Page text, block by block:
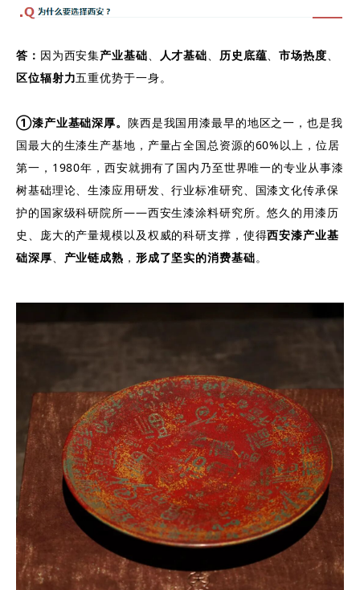
答： 因为西安集产业基础、 人才基础、 历史底蕴、市场热度、
区位辐射力五重优势于一身。
①漆产业基础深厚。 陕西是我国用漆最早的地区之一，也是我
国最大的生漆生产基地，产量占全国总资源的60%以上，位居
第一，1980年，西安就拥有了国内乃至世界唯一的专业从事漆
树基础理论、生漆应用研发、行业标准研究、国漆文化传承保
护的国家级科研院所——西安生漆涂料研究所。悠久的用漆历
史、庞大的产量规模以及权威的科研支撑，使得西安漆产业基
础深厚、 产业链成熟 ， 形成了坚实的消费基础。